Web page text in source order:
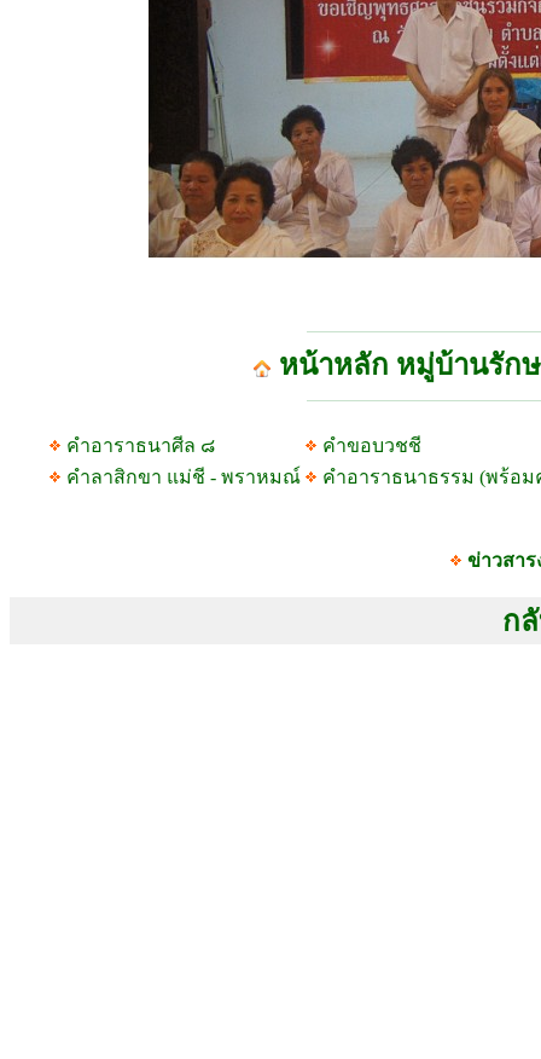
หน้าหลัก หมู่บ้านรัก
คำอาราธนาศีล ๘
คำขอบวชชี
คำลาสิกขา แม่ชี - พราหมณ์
คำอาราธนาธรรม (พร้อม
ข่าวสา
ก